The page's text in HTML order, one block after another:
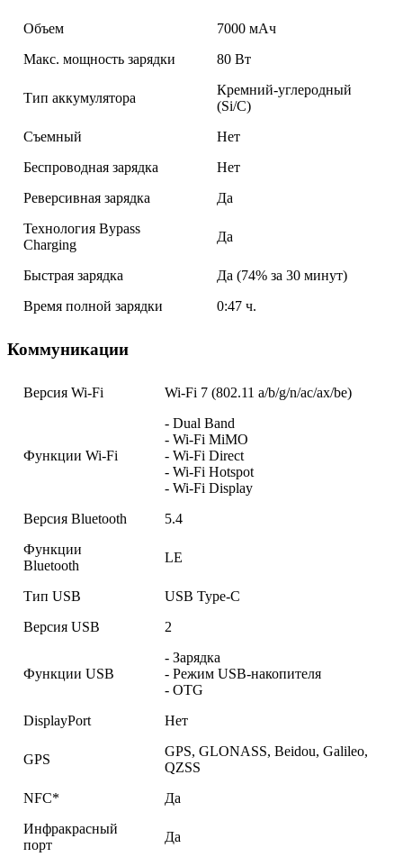
Объем
7000 мАч
Макс. мощность зарядки
80 Вт
Тип аккумулятора
Кремний-углеродный
(Si/C)
Съемный
Нет
Беспроводная зарядка
Нет
Реверсивная зарядка
Да
Технология Bypass
Charging
Да
Быстрая зарядка
Да (74% за 30 минут)
Время полной зарядки
0:47 ч.
Коммуникации
Версия Wi-Fi Wi-Fi 7 (802.11 a/b/g/n/ac/ax/be)
Функции Wi-Fi
- Dual Band
- Wi-Fi MiMO
- Wi-Fi Direct
- Wi-Fi Hotspot
- Wi-Fi Display
Версия Bluetooth
5.4
Функции
Bluetooth
LE
Тип USB
USB Type-C
Версия USB
2
Функции USB
- Зарядка
- Режим USB-накопителя
- OTG
DisplayPort
Нет
GPS
GPS, GLONASS, Beidou, Galileo,
QZSS
NFC*
Да
Инфракрасный
порт
Да